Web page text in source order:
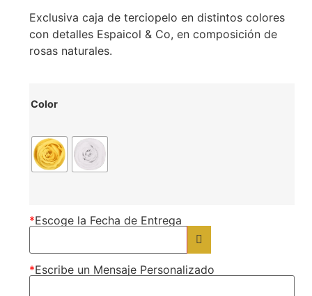
Exclusiva caja de terciopelo en distintos colores
con detalles Espaicol & Co, en composición de
rosas naturales.
Color
*Escoge la Fecha de Entrega
*Escribe un Mensaje Personalizado